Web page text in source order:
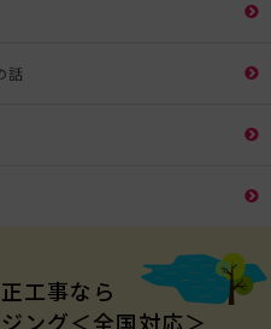
話
工事なら
ング＜全国対応＞